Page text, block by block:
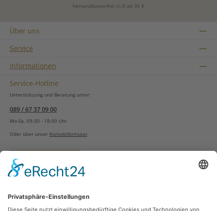
Versandkostenfrei in D ab 35 €
Über uns
Service
Informationen
Service-Hotline
Unterstützung und Beratung unter:
089 / 67 37 09 00
Mo-Sa, 09:30 - 18:00 Uhr
Oder über unser Kontaktformular.
Vertrag widerrufen
Zahlungsarten